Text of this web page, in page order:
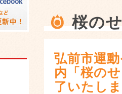
桜の
弘前市運
内「桜の
了いたし